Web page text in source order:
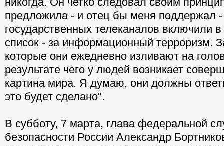
предложила - и отец бы меня поддержал -
государственных телеканалов включили
список - за информационный терроризм.
которые они ежедневно изливают на
результате чего у людей возникает
картина мира. Я думаю, они должны
это будет сделано".
В субботу, 7 марта, глава федеральной
безопасности России Александр